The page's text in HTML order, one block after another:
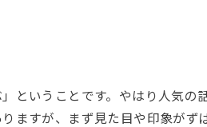
ということです。やはり人気の
ますが、まず見た目や印象が